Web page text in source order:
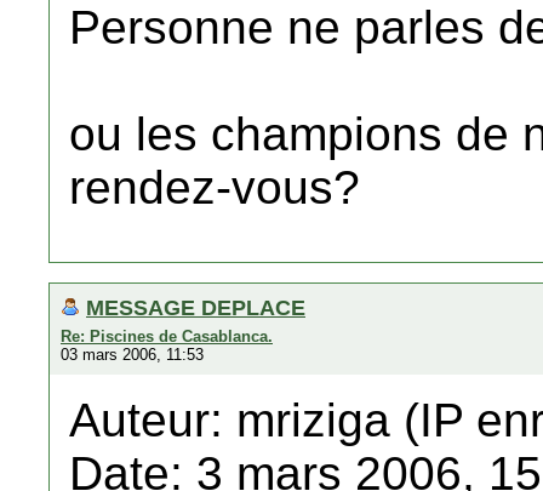
Personne ne parles
ou les champions de
rendez-vous?
MESSAGE DEPLACE
Re: Piscines de Casablanca.
03 mars 2006, 11:53
Auteur: mriziga (IP
Date: 3 mars 2006,